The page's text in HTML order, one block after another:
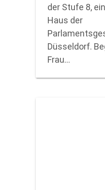
der Stufe 8,
Haus der
Düsseldorf.
Frau…